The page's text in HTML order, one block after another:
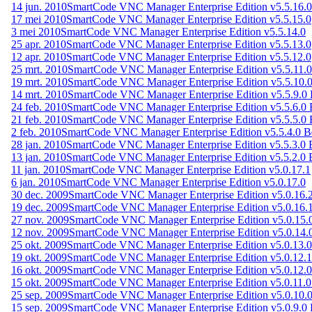
14 jun. 2010SmartCode VNC Manager Enterprise Edition v5.5.16.0
17 mei 2010SmartCode VNC Manager Enterprise Edition v5.5.15.0
3 mei 2010SmartCode VNC Manager Enterprise Edition v5.5.14.0
25 apr. 2010SmartCode VNC Manager Enterprise Edition v5.5.13.0
12 apr. 2010SmartCode VNC Manager Enterprise Edition v5.5.12.0
25 mrt. 2010SmartCode VNC Manager Enterprise Edition
19 mrt. 2010SmartCode VNC Manager Enterprise Edition
14 mrt. 2010SmartCode VNC Manager Enterprise Edition v5.5.9.0
24 feb. 2010SmartCode VNC Manager Enterprise Edition v5.5.6.0
21 feb. 2010SmartCode VNC Manager Enterprise Edition v5.5.5.0
2 feb. 2010SmartCode VNC Manager Enterprise Edition v5.5.4.0
28 jan. 2010SmartCode VNC Manager Enterprise Edition v5.5.3.0
13 jan. 2010SmartCode VNC Manager Enterprise Edition v5.5.2.0
11 jan. 2010SmartCode VNC Manager Enterprise Edition v5.0.17.1
6 jan. 2010SmartCode VNC Manager Enterprise Edition v5.0.17.0
30 dec. 2009SmartCode VNC Manager Enterprise Edition
19 dec. 2009SmartCode VNC Manager Enterprise Edition v5.0.16.1
27 nov. 2009SmartCode VNC Manager Enterprise Edition
12 nov. 2009SmartCode VNC Manager Enterprise Edition
25 okt. 2009SmartCode VNC Manager Enterprise Edition
19 okt. 2009SmartCode VNC Manager Enterprise Edition
16 okt. 2009SmartCode VNC Manager Enterprise Edition
15 okt. 2009SmartCode VNC Manager Enterprise Edition
25 sep. 2009SmartCode VNC Manager Enterprise Edition
15 sep. 2009SmartCode VNC Manager Enterprise Edition v5.0.9.0